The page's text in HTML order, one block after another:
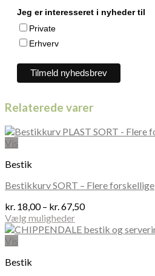
Jeg er interesseret i nyheder til
Private
Erhverv
Relaterede varer
Vis
Bestik
Bestikkurv SORT – Flere forskellige
kr. 18,00 – kr. 67,50Prisinterval:
til
Vælg muligheder
Dette
vare
flere
Vis
Bestik